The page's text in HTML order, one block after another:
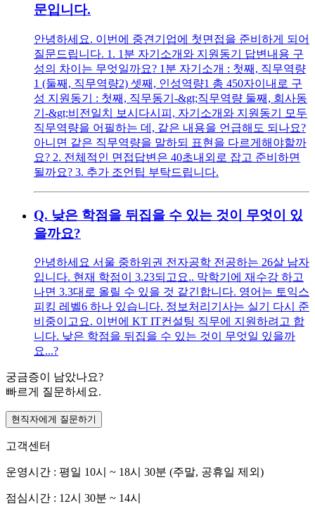
문입니다.
안녕하세요. 이번에 중견기업에 첫면접을 준비하게 되어
질문드립니다. 1. 1분 자기소개와 지원동기 답변내용 구
성의 차이는 무엇일까요? 1분 자기소개 : 첫째, 직무역량
1 (둘째, 직무역량2) 셋째, 인성역량1 총 450자이내로 구
성 지원동기 : 첫째, 직무동기-&gt;직무역량 둘째, 회사동
기-&gt;비전일치 보시다시피, 자기소개와 지원동기 모두
직무역량을 어필하는 데, 같은 내용을 언급해도 되나요?
아니면 같은 직무역량을 말하되 표현을 다르게해야할까
요? 2. 전체적인 면접답변은 40초내외로 잡고 준비하면
될까요? 3. 추가 조언팁 부탁드립니다.
Q. 낮은 학점을 뒤집을 수 있는 것이 무엇이 있
을까요?
안녕하세요 서울 중하위권 전자공학 전공하는 26살 남자
입니다. 현재 학점이 3.23되고요.. 막학기에 재수강 하고
나면 3.3대로 올릴 수 있을 것 같긴합니다. 영어는 토익스
피킹 레벨6 하나 있습니다. 정보처리기사는 실기 다시 준
비중이고요. 이번에 KT IT컨설팅 직무에 지원하려고 합
니다. 낮은 학점을 뒤집을 수 있는 것이 무엇일 있을까
요...?
궁금증이 남았나요?
빠르게 질문하세요.
현직자에게 질문하기
고객센터
운영시간 : 평일 10시 ~ 18시 30분 (주말, 공휴일 제외)
점심시간 : 12시 30분 ~ 14시